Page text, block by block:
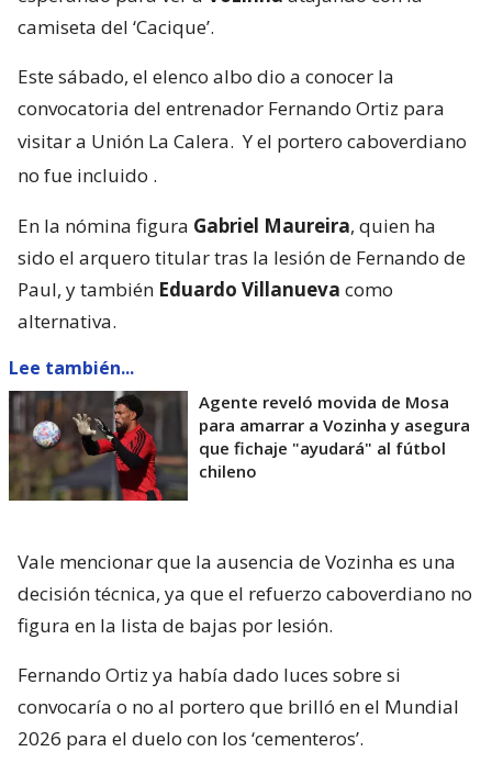
camiseta del ‘Cacique’.
Este sábado, el elenco albo dio a conocer la
convocatoria del entrenador Fernando Ortiz para
visitar a Unión La Calera. Y el portero caboverdiano
no fue incluido .
En la nómina figura Gabriel Maureira, quien ha
sido el arquero titular tras la lesión de Fernando de
Paul, y también Eduardo Villanueva como
alternativa.
Lee también...
Agente reveló movida de Mosa
para amarrar a Vozinha y asegura
que fichaje "ayudará" al fútbol
chileno
Vale mencionar que la ausencia de Vozinha es una
decisión técnica, ya que el refuerzo caboverdiano no
figura en la lista de bajas por lesión.
Fernando Ortiz ya había dado luces sobre si
convocaría o no al portero que brilló en el Mundial
2026 para el duelo con los ‘cementeros’.